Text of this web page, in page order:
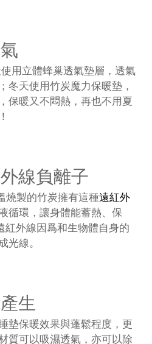
用立體蜂巢透氣墊層，透氣
冬天使用竹炭魔力保暖墊，
保暖又不悶熱，再也不用夏
線負離子
製的竹炭擁有這種遠紅外
循環，讓身體能蓄熱、保
外線因爲和生物體自身的
光線。
生
墊保暖效果與蓬鬆程度，更
質可以吸濕透氣，亦可以除